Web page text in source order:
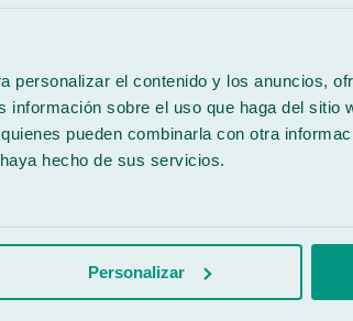
personalizar el contenido y los anuncios,
sobre el uso que haga del sitio
pueden combinarla con otra
hecho de sus servicios.
Personalizar